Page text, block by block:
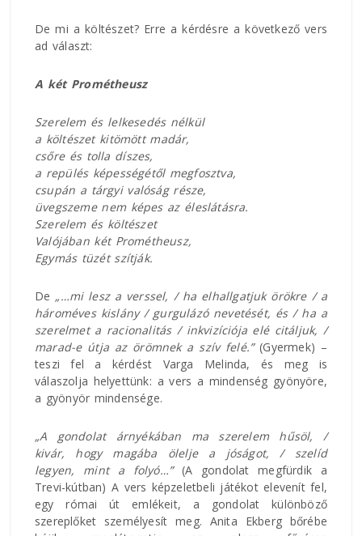
De mi a költészet? Erre a kérdésre a következő vers
ad választ:
A két Prométheusz
Szerelem és lelkesedés nélkül
a költészet kitömött madár,
csőre és tolla díszes,
a repülés képességétől megfosztva,
csupán a tárgyi valóság része,
üvegszeme nem képes az éleslátásra.
Szerelem és költészet
Valójában két Prométheusz,
Egymás tüzét szítják.
De „…mi lesz a verssel, / ha elhallgatjuk örökre / a
hároméves kislány / gurgulázó nevetését, és / ha a
szerelmet a racionalitás / inkvizíciója elé citáljuk, /
marad-e útja az örömnek a szív felé.”(Gyermek) –
teszi fel a kérdést Varga Melinda, és meg is
válaszolja helyettünk: a vers a mindenség gyönyöre,
a gyönyör mindensége.
„A gondolat árnyékában ma szerelem hűsöl, /
kivár, hogy magába ölelje a jóságot, / szelíd
legyen, mint a folyó…” (A gondolat megfürdik a
Trevi-kútban) A vers képzeletbeli játékot elevenít fel,
egy római út emlékeit, a gondolat különböző
szereplőket személyesít meg. Anita Ekberg bőrébe